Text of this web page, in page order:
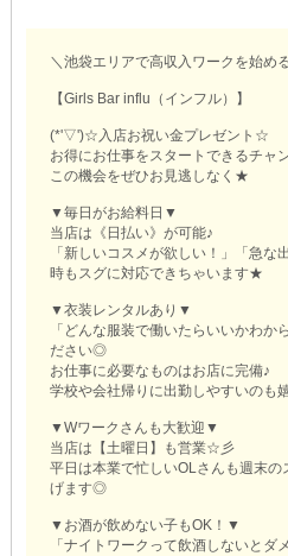
＼池袋エリアで高収入ワークを始め
【Girls Bar influ（インフル）】
(*'▽')☆入店お祝い金プレゼント☆
お得にお仕事をスタートできるチャ
この機会をぜひお見逃しなく★
▼毎日がお給料日▼
当店は《日払い》が可能♪
「新しいコスメが欲しい！」「急
時もスグに対応できちゃいます★
▼衣装レンタルあり▼
「どんな服装で働いたらいいかわ
ださい◎
お仕事に必要なものはお店に完備♪
学校や会社帰りに出勤しやすいのも
▼Wワークさんも大歓迎▼
当店は【土曜日】も営業☆彡
平日は本業で忙しいOLさんも週末
げます◎
▼お酒が飲めない子もOK！▼
「ナイトワークって飲酒しないとダ